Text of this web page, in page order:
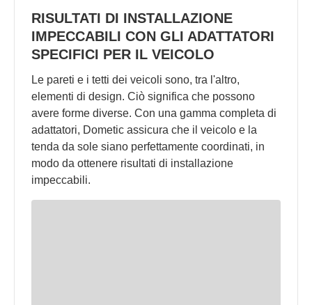
RISULTATI DI INSTALLAZIONE
IMPECCABILI CON GLI ADATTATORI
SPECIFICI PER IL VEICOLO
Le pareti e i tetti dei veicoli sono, tra l'altro,
elementi di design. Ciò significa che possono
avere forme diverse. Con una gamma completa di
adattatori, Dometic assicura che il veicolo e la
tenda da sole siano perfettamente coordinati, in
modo da ottenere risultati di installazione
impeccabili.